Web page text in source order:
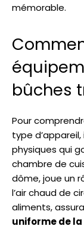
mémorable.
bûches
Pour
type
physiques qui
chambre de
dôme, joue un
l’air chaud de
aliments,
uniforme de